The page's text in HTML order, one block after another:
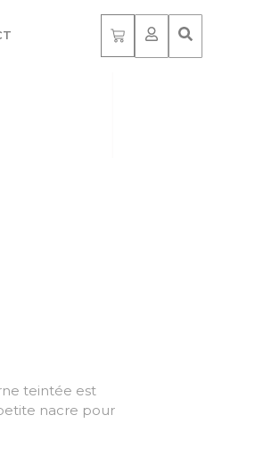
teintée est
nacre pour